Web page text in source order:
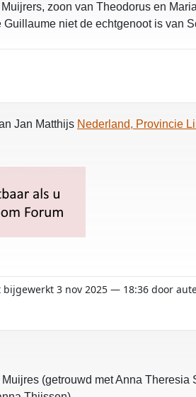
zoon van Theodorus en
niet de echtgenoot is van
Jan Matthijs Nederland, Provincie
bijgewerkt 3 nov 2025 — 18:36 door
(getrouwd met Anna